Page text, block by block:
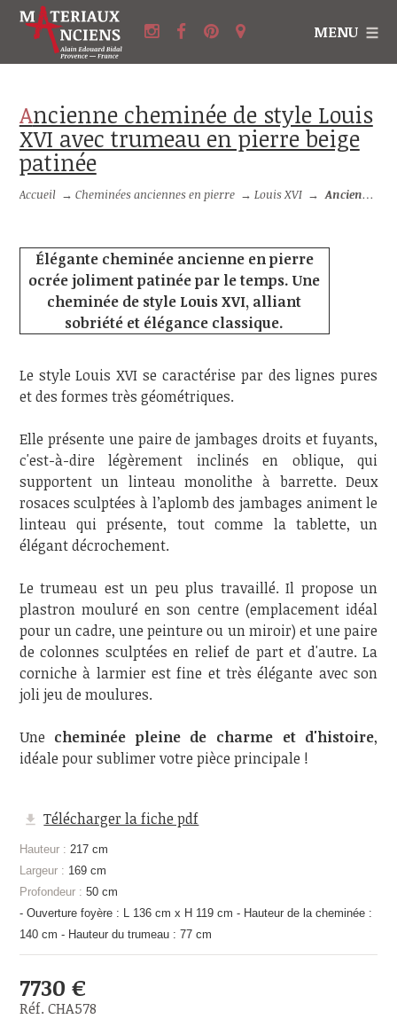
MENU
Ancienne cheminée de style Louis
XVI avec trumeau en pierre beige
patinée
Accueil → Cheminées anciennes en pierre →Louis XVI → Ancienne cheminée de style Louis XVI avec trumeau en pierre beige patinée
Élégante cheminée ancienne en pierre
ocrée joliment patinée par le temps. Une
cheminée de style Louis XVI, alliant
sobriété et élégance classique.
Le style Louis XVI se caractérise par des lignes pures
et des formes très géométriques.
Elle présente une paire de jambages droits et fuyants,
c'est-à-dire légèrement inclinés en oblique, qui
supportent un linteau monolithe à barrette. Deux
rosaces sculptées à l’aplomb des jambages animent le
linteau qui présente, tout comme la tablette, un
élégant décrochement.
Le trumeau est un peu plus travaillé. Il propose un
plastron mouluré en son centre (emplacement idéal
pour un cadre, une peinture ou un miroir) et une paire
de colonnes sculptées en relief de part et d'autre. La
corniche à larmier est fine et très élégante avec son
joli jeu de moulures.
Une cheminée pleine de charme et d'histoire,
idéale pour sublimer votre pièce principale !
Télécharger la fiche pdf
Hauteur : 217 cm
Largeur : 169 cm
Profondeur : 50 cm
- Ouverture foyère : L 136 cm x H 119 cm - Hauteur de la cheminée :
140 cm - Hauteur du trumeau : 77 cm
7730 €
Réf. CHA578